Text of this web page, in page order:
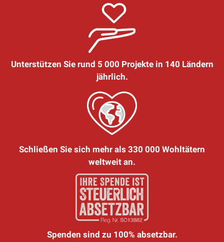
Unterstützen Sie rund 5 000 Projekte in 140 Ländern
jährlich.
Schließen Sie sich mehr als 330 000 Wohltätern
weltweit an.
Spenden sind zu 100% absetzbar.